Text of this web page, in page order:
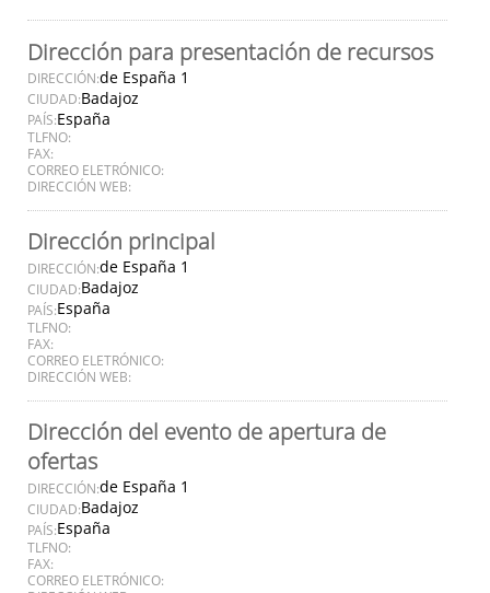
Dirección para presentación de recursos
DIRECCIÓN:de España 1
CIUDAD:Badajoz
PAÍS:España
TLFNO:
FAX:
CORREO ELETRÓNICO:
DIRECCIÓN WEB:
Dirección principal
DIRECCIÓN:de España 1
CIUDAD:Badajoz
PAÍS:España
TLFNO:
FAX:
CORREO ELETRÓNICO:
DIRECCIÓN WEB:
Dirección del evento de apertura de
ofertas
DIRECCIÓN:de España 1
CIUDAD:Badajoz
PAÍS:España
TLFNO:
FAX:
CORREO ELETRÓNICO: